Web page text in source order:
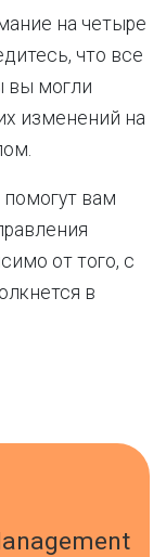
на четыре
что все
вы могли
изменений на
вам
от того, с
в